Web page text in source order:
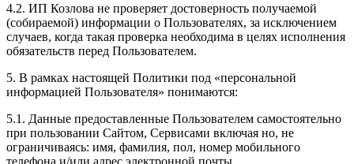
4.2. ИП Козлова не проверяет достоверность получаемой
(собираемой) информации о Пользователях, за исключением
случаев, когда такая проверка необходима в целях исполнения
обязательств перед Пользователем.
5. В рамках настоящей Политики под «персональной
информацией Пользователя» понимаются:
5.1. Данные предоставленные Пользователем самостоятельно
при пользовании Сайтом, Сервисами включая но, не
ограничиваясь: имя, фамилия, пол, номер мобильного
телефона и/или адрес электронной почты.